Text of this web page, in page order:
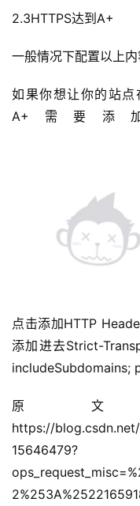
2.3HTTPS达到A+
一般情况下配置以上
如果你想让你的站
A+需要添加
点击添加HTTP
添加进去Strict-
includeSubdomains;
原
https://
15646479?